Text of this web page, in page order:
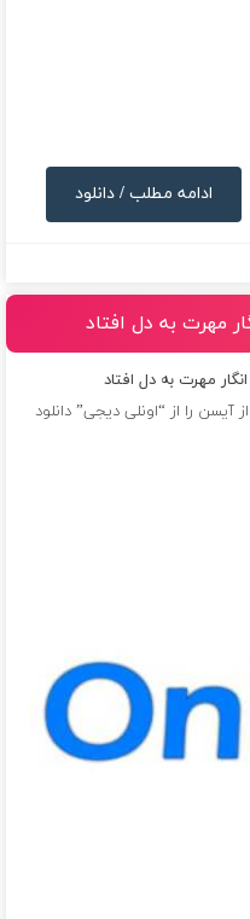
ادامه مطلب / دانلود
مهرت به دل افتاد
مهرت به دل افتاد
آیسن را از “اونلی دیجی” دانلود